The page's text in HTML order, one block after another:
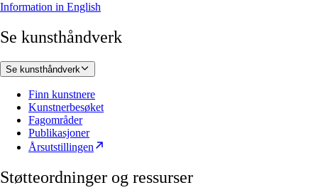
Information in English
Se kunsthåndverk
Se kunsthåndverk
Finn kunstnere
Kunstnerbesøket
Fagområder
Publikasjoner
Årsutstillingen
Støtteordninger og ressurser